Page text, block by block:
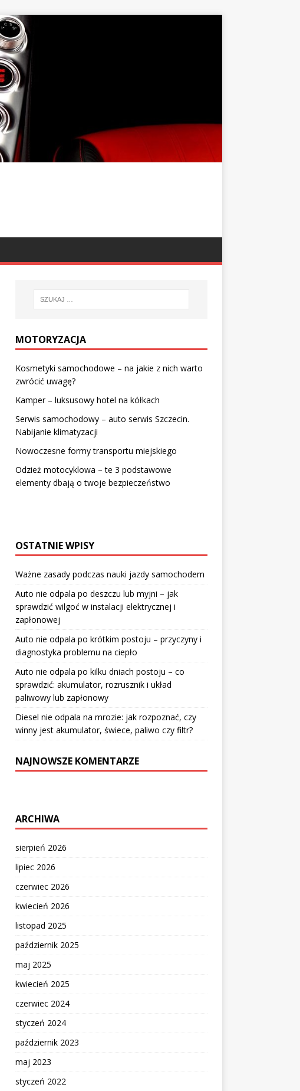
MOTORYZACJA
Kosmetyki samochodowe – na jakie z nich warto
zwrócić uwagę?
Kamper – luksusowy hotel na kółkach
Serwis samochodowy – auto serwis Szczecin.
Nabijanie klimatyzacji
Nowoczesne formy transportu miejskiego
Odzież motocyklowa – te 3 podstawowe
elementy dbają o twoje bezpieczeństwo
OSTATNIE WPISY
Ważne zasady podczas nauki jazdy samochodem
Auto nie odpala po deszczu lub myjni – jak
sprawdzić wilgoć w instalacji elektrycznej i
zapłonowej
Auto nie odpala po krótkim postoju – przyczyny i
diagnostyka problemu na ciepło
Auto nie odpala po kilku dniach postoju – co
sprawdzić: akumulator, rozrusznik i układ
paliwowy lub zapłonowy
Diesel nie odpala na mrozie: jak rozpoznać, czy
winny jest akumulator, świece, paliwo czy filtr?
NAJNOWSZE KOMENTARZE
ARCHIWA
sierpień 2026
lipiec 2026
czerwiec 2026
kwiecień 2026
listopad 2025
październik 2025
maj 2025
kwiecień 2025
czerwiec 2024
styczeń 2024
październik 2023
maj 2023
styczeń 2022